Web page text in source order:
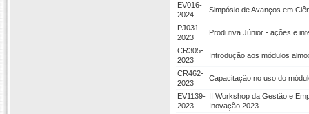
EV016-
2024
Simpósio de Avanços em
PJ031-
2023
Produtiva Júnior - ações e
CR305-
2023
Introdução aos módulos
CR462-
2023
Capacitação no uso do
EV1139-
2023
II Workshop da Gestão e
Inovação 2023